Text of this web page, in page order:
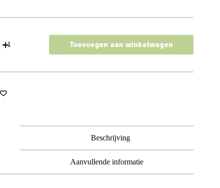
Haarklemmen
Spin
Bruin
Toevoegen aan winkelwagen
Beschrijving
Aanvullende informatie